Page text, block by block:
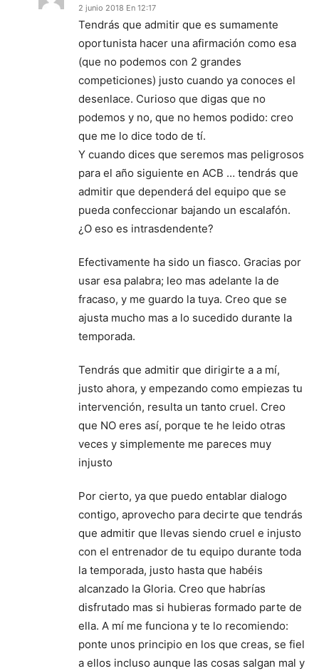
2 junio 2018 En 12:17
Tendrás que admitir que es sumamente
oportunista hacer una afirmación como esa
(que no podemos con 2 grandes
competiciones) justo cuando ya conoces el
desenlace. Curioso que digas que no
podemos y no, que no hemos podido: creo
que me lo dice todo de tí.
Y cuando dices que seremos mas peligrosos
para el año siguiente en ACB … tendrás que
admitir que dependerá del equipo que se
pueda confeccionar bajando un escalafón.
¿O eso es intrasdendente?
Efectivamente ha sido un fiasco. Gracias por
usar esa palabra; leo mas adelante la de
fracaso, y me guardo la tuya. Creo que se
ajusta mucho mas a lo sucedido durante la
temporada.
Tendrás que admitir que dirigirte a a mí,
justo ahora, y empezando como empiezas tu
intervención, resulta un tanto cruel. Creo
que NO eres así, porque te he leido otras
veces y simplemente me pareces muy
injusto
Por cierto, ya que puedo entablar dialogo
contigo, aprovecho para decirte que tendrás
que admitir que llevas siendo cruel e injusto
con el entrenador de tu equipo durante toda
la temporada, justo hasta que habéis
alcanzado la Gloria. Creo que habrías
disfrutado mas si hubieras formado parte de
ella. A mí me funciona y te lo recomiendo:
ponte unos principio en los que creas, se fiel
a ellos incluso aunque las cosas salgan mal y